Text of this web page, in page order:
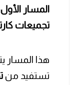
المسار
تجميعات
هذا المسار
تستفيد من